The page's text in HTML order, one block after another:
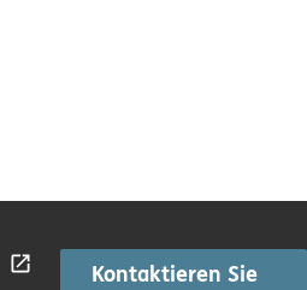
Kontaktieren Sie